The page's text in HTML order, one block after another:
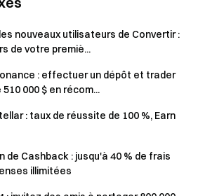
nouveaux utilisateurs de Convertir :
de votre premiè...
: effectuer un dépôt et trader
000 $ en récom...
: taux de réussite de 100 %, Earn
de Cashback : jusqu'à 40 % de frais
illimitées